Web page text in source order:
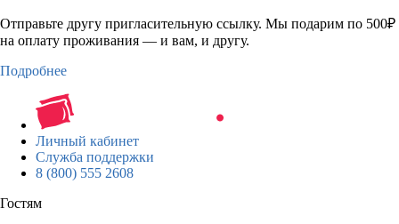
Отправьте другу пригласительную ссылку. Мы подарим по 500₽
на оплату проживания — и вам, и другу.
Подробнее
Личный кабинет
Служба поддержки
8 (800) 555 2608
Гостям